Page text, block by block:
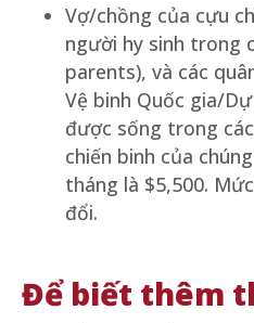
Vợ/chồng của cựu
người hy sinh trong
parents), và các
Vệ binh Quốc gia/
được sống trong
chiến binh của
tháng là $5,500.
đổi.
Để biết thêm